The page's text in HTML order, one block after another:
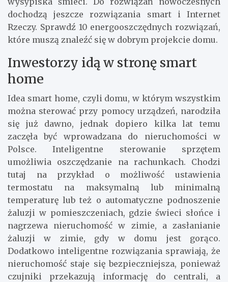
dochodzą jeszcze rozwiązania smart i Internet
Rzeczy. Sprawdź 10 energooszczędnych rozwiązań,
które muszą znaleźć się w dobrym projekcie domu.
Inwestorzy idą w stronę smart
home
Idea smart home, czyli domu, w którym wszystkim
można sterować przy pomocy urządzeń, narodziła
się już dawno, jednak dopiero kilka lat temu
zaczęła być wprowadzana do nieruchomości w
Polsce. Inteligentne sterowanie sprzętem
umożliwia oszczędzanie na rachunkach. Chodzi
tutaj na przykład o możliwość ustawienia
termostatu na maksymalną lub minimalną
temperaturę lub też o automatyczne podnoszenie
żaluzji w pomieszczeniach, gdzie świeci słońce i
nagrzewa nieruchomość w zimie, a zasłanianie
żaluzji w zimie, gdy w domu jest gorąco.
Dodatkowo inteligentne rozwiązania sprawiają, że
nieruchomość staje się bezpieczniejsza, ponieważ
czujniki przekazują informację do centrali, a